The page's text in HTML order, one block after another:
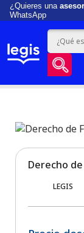
¿Quieres una
WhatsApp
Derecho
LEGIS